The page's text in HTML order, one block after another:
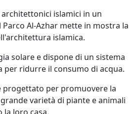
islamici in un
Al-Azhar mette in mostra la
islamica.
solare e dispone di un sistema
per ridurre il consumo di acqua.
progettato per promuovere la
varietà di piante e animali
la loro casa.